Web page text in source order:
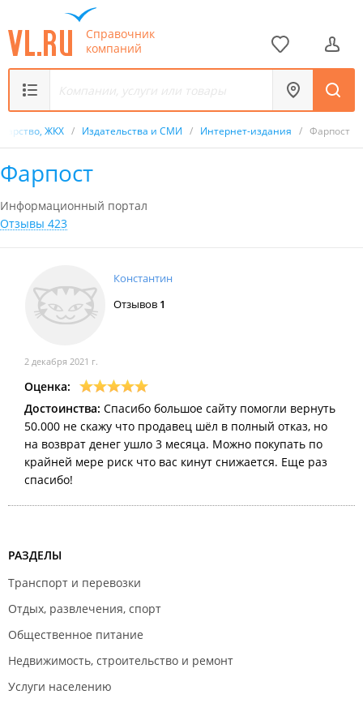
Справочник
компаний
ЖКХ / Издательства и СМИ / Интернет-издания / Фарпост
Фарпост
Информационный портал
Отзывы 423
Константин
Отзывов 1
2 декабря 2021 г.
Оценка:
Достоинства: Спасибо большое сайту помогли вернуть
50.000 не скажу что продавец шёл в полный отказ, но
на возврат денег ушло 3 месяца. Можно покупать по
крайней мере риск что вас кинут снижается. Еще раз
спасибо!
РАЗДЕЛЫ
Транспорт и перевозки
Отдых, развлечения, спорт
Общественное питание
Недвижимость, строительство и ремонт
Услуги населению